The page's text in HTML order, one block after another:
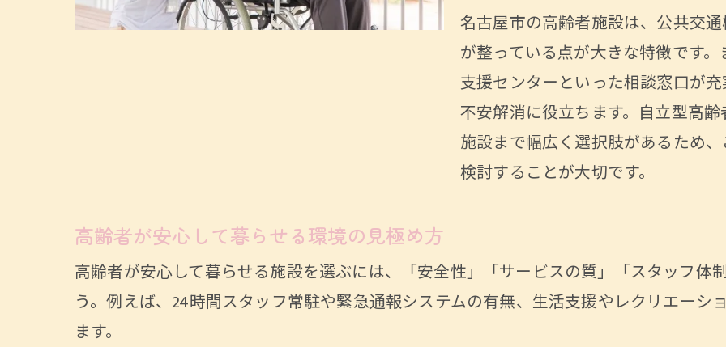
高齢者が快適に暮らすための生活アドバイス
見守りサービスと高齢者の安全確保の工夫
高齢者施設のサポート体制とその実際を紹介
高齢者施設選びで注意したいデメリット
評判や費用から考える高齢者施設の選定ポイン
高齢者施設の評判を見極めるためのチェッ
安い高齢者施設を選ぶ際の注意点と比較基準
高齢者施設の体験談から学ぶ失敗しない選
高齢者施設の見学予約で得られる重要情報
名古屋市の高齢者施設は、公共交
が整っている点が大きな特徴です
支援センターといった相談窓口が
不安解消に役立ちます。自立型高
施設まで幅広く選択肢があるため
検討することが大切です。
高齢者が安心して暮らせる環境の見極め方
高齢者が安心して暮らせる施設を選ぶには、「安全性」「サービスの質」「スタッフ体
う。例えば、24時間スタッフ常駐や緊急通報システムの有無、生活支援やレクリエーシ
ます。